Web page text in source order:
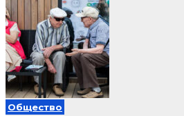
Общество